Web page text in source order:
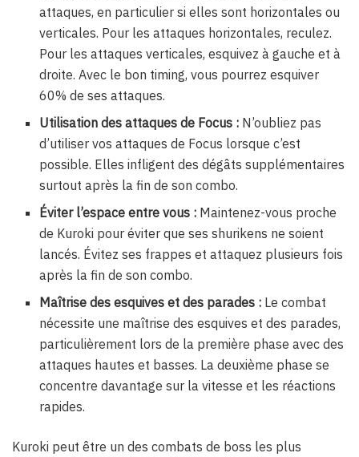
attaques, en particulier si elles sont horizontales ou
verticales. Pour les attaques horizontales, reculez.
Pour les attaques verticales, esquivez à gauche et à
droite. Avec le bon timing, vous pourrez esquiver
60% de ses attaques.
Utilisation des attaques de Focus : N’oubliez pas
d’utiliser vos attaques de Focus lorsque c’est
possible. Elles infligent des dégâts supplémentaires
surtout après la fin de son combo.
Éviter l’espace entre vous : Maintenez-vous proche
de Kuroki pour éviter que ses shurikens ne soient
lancés. Évitez ses frappes et attaquez plusieurs fois
après la fin de son combo.
Maîtrise des esquives et des parades : Le combat
nécessite une maîtrise des esquives et des parades,
particulièrement lors de la première phase avec des
attaques hautes et basses. La deuxième phase se
concentre davantage sur la vitesse et les réactions
rapides.
Kuroki peut être un des combats de boss les plus